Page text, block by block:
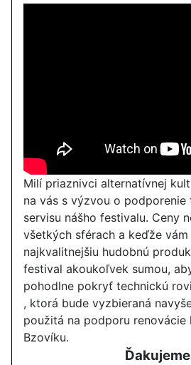
Milí priaznivci alternatívnej
na vás s výzvou o podporenie
servisu nášho festivalu. Ceny
všetkých sférach a keďže
najkvalitnejšiu hudobnú
festival akoukoľvek sumou,
pohodlne pokryť technickú
, ktorá bude vyzbieraná
použitá na podporu renovácie
Bzovíku.
Ďakujeme